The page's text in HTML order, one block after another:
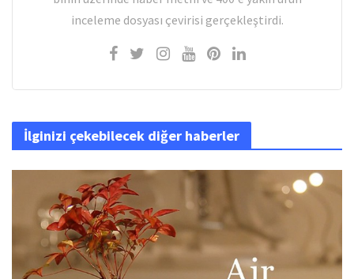
inceleme dosyası çevirisi gerçekleştirdi.
İlginizi çekebilecek diğer haberler